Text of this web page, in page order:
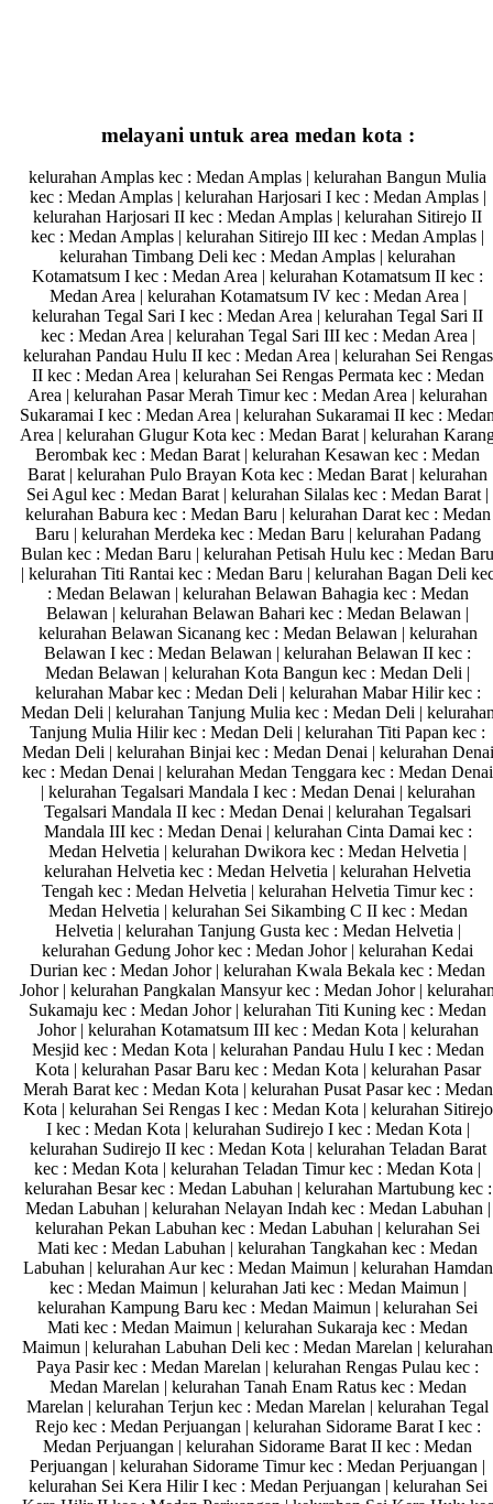
melayani untuk area medan kota :
kelurahan Amplas kec : Medan Amplas | kelurahan Bangun Mulia
kec : Medan Amplas | kelurahan Harjosari I kec : Medan Amplas |
kelurahan Harjosari II kec : Medan Amplas | kelurahan Sitirejo II
kec : Medan Amplas | kelurahan Sitirejo III kec : Medan Amplas |
kelurahan Timbang Deli kec : Medan Amplas | kelurahan
Kotamatsum I kec : Medan Area | kelurahan Kotamatsum II kec :
Medan Area | kelurahan Kotamatsum IV kec : Medan Area |
kelurahan Tegal Sari I kec : Medan Area | kelurahan Tegal Sari II
kec : Medan Area | kelurahan Tegal Sari III kec : Medan Area |
kelurahan Pandau Hulu II kec : Medan Area | kelurahan Sei Rengas
II kec : Medan Area | kelurahan Sei Rengas Permata kec : Medan
Area | kelurahan Pasar Merah Timur kec : Medan Area | kelurahan
Sukaramai I kec : Medan Area | kelurahan Sukaramai II kec :
Area | kelurahan Glugur Kota kec : Medan Barat | kelurahan
Berombak kec : Medan Barat | kelurahan Kesawan kec : Medan
Barat | kelurahan Pulo Brayan Kota kec : Medan Barat | kelurahan
Sei Agul kec : Medan Barat | kelurahan Silalas kec : Medan Barat |
kelurahan Babura kec : Medan Baru | kelurahan Darat kec : Medan
Baru | kelurahan Merdeka kec : Medan Baru | kelurahan Padang
Bulan kec : Medan Baru | kelurahan Petisah Hulu kec : Medan Baru
| kelurahan Titi Rantai kec : Medan Baru | kelurahan Bagan Deli
: Medan Belawan | kelurahan Belawan Bahagia kec : Medan
Belawan | kelurahan Belawan Bahari kec : Medan Belawan |
kelurahan Belawan Sicanang kec : Medan Belawan | kelurahan
Belawan I kec : Medan Belawan | kelurahan Belawan II kec :
Medan Belawan | kelurahan Kota Bangun kec : Medan Deli |
kelurahan Mabar kec : Medan Deli | kelurahan Mabar Hilir kec :
Medan Deli | kelurahan Tanjung Mulia kec : Medan Deli |
Tanjung Mulia Hilir kec : Medan Deli | kelurahan Titi Papan kec :
Medan Deli | kelurahan Binjai kec : Medan Denai | kelurahan Denai
kec : Medan Denai | kelurahan Medan Tenggara kec : Medan Denai
| kelurahan Tegalsari Mandala I kec : Medan Denai | kelurahan
Tegalsari Mandala II kec : Medan Denai | kelurahan Tegalsari
Mandala III kec : Medan Denai | kelurahan Cinta Damai kec :
Medan Helvetia | kelurahan Dwikora kec : Medan Helvetia |
kelurahan Helvetia kec : Medan Helvetia | kelurahan Helvetia
Tengah kec : Medan Helvetia | kelurahan Helvetia Timur kec :
Medan Helvetia | kelurahan Sei Sikambing C II kec : Medan
Helvetia | kelurahan Tanjung Gusta kec : Medan Helvetia |
kelurahan Gedung Johor kec : Medan Johor | kelurahan Kedai
Durian kec : Medan Johor | kelurahan Kwala Bekala kec : Medan
Johor | kelurahan Pangkalan Mansyur kec : Medan Johor |
Sukamaju kec : Medan Johor | kelurahan Titi Kuning kec : Medan
Johor | kelurahan Kotamatsum III kec : Medan Kota | kelurahan
Mesjid kec : Medan Kota | kelurahan Pandau Hulu I kec : Medan
Kota | kelurahan Pasar Baru kec : Medan Kota | kelurahan Pasar
Merah Barat kec : Medan Kota | kelurahan Pusat Pasar kec : Medan
Kota | kelurahan Sei Rengas I kec : Medan Kota | kelurahan Sitirejo
I kec : Medan Kota | kelurahan Sudirejo I kec : Medan Kota |
kelurahan Sudirejo II kec : Medan Kota | kelurahan Teladan Barat
kec : Medan Kota | kelurahan Teladan Timur kec : Medan Kota |
kelurahan Besar kec : Medan Labuhan | kelurahan Martubung kec :
Medan Labuhan | kelurahan Nelayan Indah kec : Medan Labuhan |
kelurahan Pekan Labuhan kec : Medan Labuhan | kelurahan Sei
Mati kec : Medan Labuhan | kelurahan Tangkahan kec : Medan
Labuhan | kelurahan Aur kec : Medan Maimun | kelurahan Hamdan
kec : Medan Maimun | kelurahan Jati kec : Medan Maimun |
kelurahan Kampung Baru kec : Medan Maimun | kelurahan Sei
Mati kec : Medan Maimun | kelurahan Sukaraja kec : Medan
Maimun | kelurahan Labuhan Deli kec : Medan Marelan | kelurahan
Paya Pasir kec : Medan Marelan | kelurahan Rengas Pulau kec :
Medan Marelan | kelurahan Tanah Enam Ratus kec : Medan
Marelan | kelurahan Terjun kec : Medan Marelan | kelurahan Tegal
Rejo kec : Medan Perjuangan | kelurahan Sidorame Barat I kec :
Medan Perjuangan | kelurahan Sidorame Barat II kec : Medan
Perjuangan | kelurahan Sidorame Timur kec : Medan Perjuangan |
kelurahan Sei Kera Hilir I kec : Medan Perjuangan | kelurahan Sei